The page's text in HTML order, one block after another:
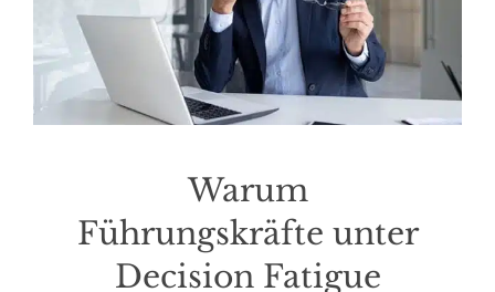
Warum
Führungskräfte unter
Decision Fatigue